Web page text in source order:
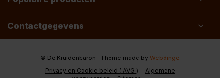
Contactgegevens
Privacy en Cookie beleid ( AVG )
Algemene
© De Kruidenbaron- Theme made by Webdinge